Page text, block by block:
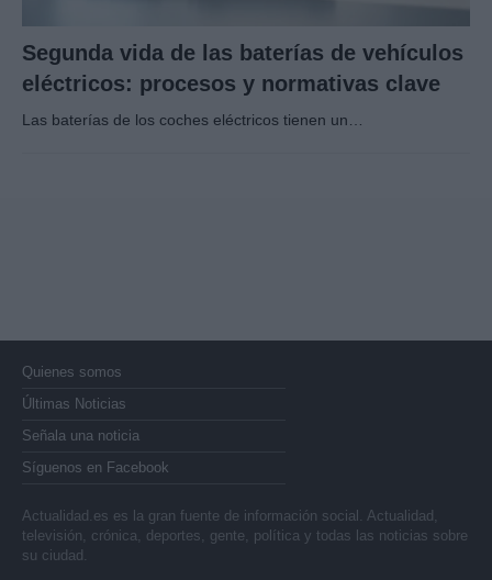
Segunda vida de las baterías de vehículos
eléctricos: procesos y normativas clave
Las baterías de los coches eléctricos tienen un…
Quienes somos
Últimas Noticias
Señala una noticia
Síguenos en Facebook
Actualidad.es es la gran fuente de información social. Actualidad,
televisión, crónica, deportes, gente, política y todas las noticias sobre
su ciudad.